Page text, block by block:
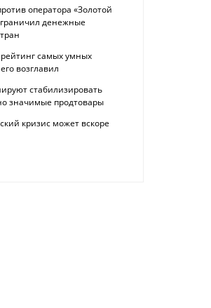
оператора «Золотой
денежные
самых умных
возглавил
стабилизировать
значимые продтовары
кризис может вскоре